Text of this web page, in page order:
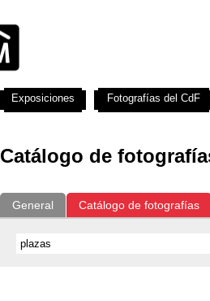
Catálogo de
General Catálogo de fotografías
Exposiciones Fotografías del CdF